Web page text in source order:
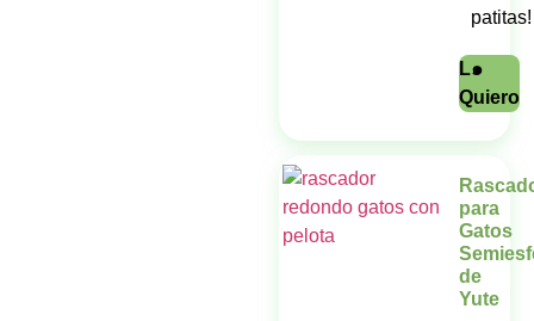
patitas!
L๑
Quiero
para
Gatos
de
Yute